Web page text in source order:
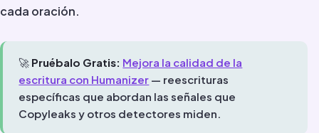
cada oración.
🚀 Pruébalo Gratis: Mejora la calidad de la
escritura con Humanizer — reescrituras
específicas que abordan las señales que
Copyleaks y otros detectores miden.